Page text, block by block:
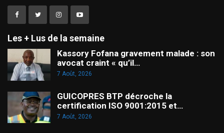
Les + Lus de la semaine
Kassory Fofana gravement malade : son
avocat craint « qu’il…
7 Août, 2026
GUICOPRES BTP décroche la
certification ISO 9001:2015 et…
7 Août, 2026